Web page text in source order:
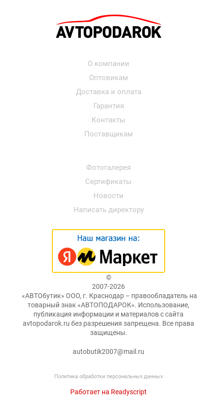
О компании
Оптовикам
Доставка и оплата
Гарантия
Контакты
Поставщикам
Фотогалерея
Сертификаты
Новости
Написать директору
©
2007-2026
«АВТОбутик» ООО, г. Краснодар – правообладатель на
товарный знак «АВТОПОДАРОК». Использование,
публикация информации и материалов с сайта
avtopodarok.ru без разрешения запрещена. Все права
защищены.
autobutik2007@mail.ru
Политика обработки персональных данных
Работает на Readyscript